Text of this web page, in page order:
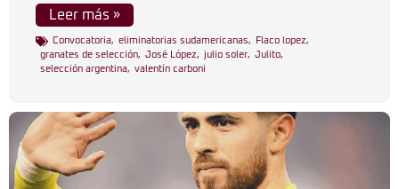
Leer más »
Convocatoria, eliminatorias sudamericanas, Flaco lopez,
granates de selección, José López, julio soler, Julito,
selección argentina, valentín carboni